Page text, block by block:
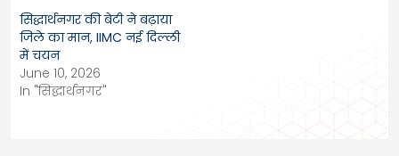
सिद्धार्थनगर की बेटी ने बढ़ाया
जिले का मान, IIMC नई दिल्ली
में चयन
June 10, 2026
In "सिद्धार्थनगर"